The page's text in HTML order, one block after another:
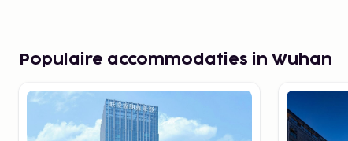
Populaire accommodaties in Wuhan